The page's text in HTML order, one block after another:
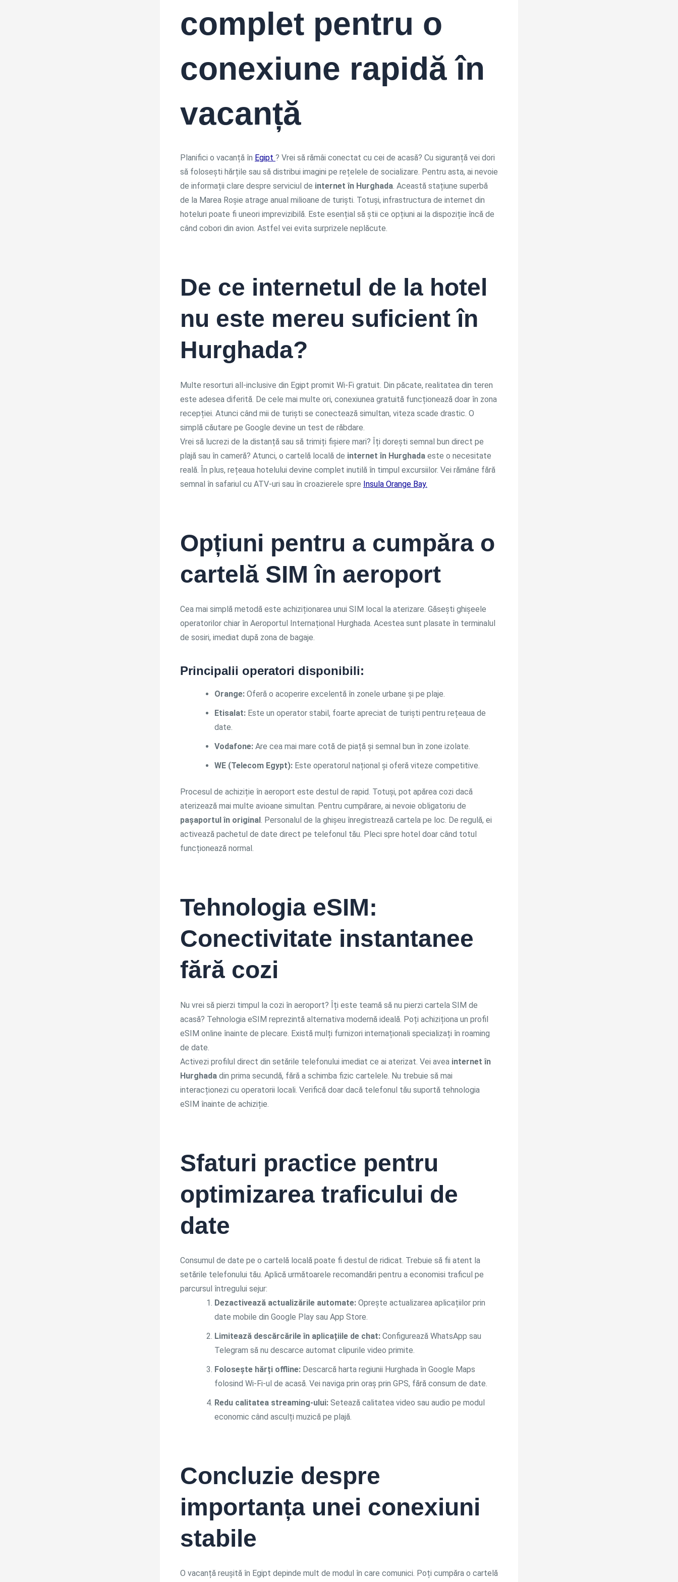
complet pentru o
conexiune rapidă în
vacanță
Planifici o vacanță în Egipt ? Vrei să rămâi conectat cu cei de acasă? Cu siguranță vei dori
să folosești hărțile sau să distribui imagini pe rețelele de socializare. Pentru asta, ai nevoie
de informații clare despre serviciul de internet în Hurghada. Această stațiune superbă
de la Marea Roșie atrage anual milioane de turiști. Totuși, infrastructura de internet din
hoteluri poate fi uneori imprevizibilă. Este esențial să știi ce opțiuni ai la dispoziție încă de
când cobori din avion. Astfel vei evita surprizele neplăcute.
De ce internetul de la hotel
nu este mereu suficient în
Hurghada?
Multe resorturi all-inclusive din Egipt promit Wi-Fi gratuit. Din păcate, realitatea din teren
este adesea diferită. De cele mai multe ori, conexiunea gratuită funcționează doar în zona
recepției. Atunci când mii de turiști se conectează simultan, viteza scade drastic. O
simplă căutare pe Google devine un test de răbdare.
Vrei să lucrezi de la distanță sau să trimiți fișiere mari? Îți dorești semnal bun direct pe
plajă sau în cameră? Atunci, o cartelă locală de internet în Hurghada este o necesitate
reală. În plus, rețeaua hotelului devine complet inutilă în timpul excursiilor. Vei rămâne fără
semnal în safariul cu ATV-uri sau în croazierele spre Insula Orange Bay.
Opțiuni pentru a cumpăra o
cartelă SIM în aeroport
Cea mai simplă metodă este achiziționarea unui SIM local la aterizare. Găsești ghișeele
operatorilor chiar în Aeroportul Internațional Hurghada. Acestea sunt plasate în terminalul
de sosiri, imediat după zona de bagaje.
Principalii operatori disponibili:
Orange: Oferă o acoperire excelentă în zonele urbane și pe plaje.
Etisalat: Este un operator stabil, foarte apreciat de turiști pentru rețeaua de
date.
Vodafone: Are cea mai mare cotă de piață și semnal bun în zone izolate.
WE (Telecom Egypt): Este operatorul național și oferă viteze competitive.
Procesul de achiziție în aeroport este destul de rapid. Totuși, pot apărea cozi dacă
aterizează mai multe avioane simultan. Pentru cumpărare, ai nevoie obligatoriu de
pașaportul în original . Personalul de la ghișeu înregistrează cartela pe loc. De regulă, ei
activează pachetul de date direct pe telefonul tău. Pleci spre hotel doar când totul
funcționează normal.
Tehnologia eSIM:
Conectivitate instantanee
fără cozi
Nu vrei să pierzi timpul la cozi în aeroport? Îți este teamă să nu pierzi cartela SIM de
acasă? Tehnologia eSIM reprezintă alternativa modernă ideală. Poți achiziționa un profil
eSIM online înainte de plecare. Există mulți furnizori internaționali specializați în roaming
de date.
Activezi profilul direct din setările telefonului imediat ce ai aterizat. Vei avea internet în
Hurghada din prima secundă, fără a schimba fizic cartelele. Nu trebuie să mai
interacționezi cu operatorii locali. Verifică doar dacă telefonul tău suportă tehnologia
eSIM înainte de achiziție.
Sfaturi practice pentru
optimizarea traficului de
date
Consumul de date pe o cartelă locală poate fi destul de ridicat. Trebuie să fii atent la
setările telefonului tău. Aplică următoarele recomandări pentru a economisi traficul pe
parcursul întregului sejur:
Dezactivează actualizările automate: Oprește actualizarea aplicațiilor prin
date mobile din Google Play sau App Store.
Limitează descărcările în aplicațiile de chat: Configurează WhatsApp sau
Telegram să nu descarce automat clipurile video primite.
Folosește hărți offline: Descarcă harta regiunii Hurghada în Google Maps
folosind Wi-Fi-ul de acasă. Vei naviga prin oraș prin GPS, fără consum de date.
Redu calitatea streaming-ului: Setează calitatea video sau audio pe modul
economic când asculți muzică pe plajă.
Concluzie despre
importanța unei conexiuni
stabile
O vacanță reușită în Egipt depinde mult de modul în care comunici. Poți cumpăra o cartelă